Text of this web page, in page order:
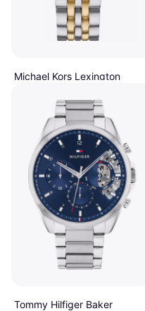
Michael Kors Lexington
Donna, Argento, 26mm, Analogico,
O 3 pagamenti di 60,00 €
5 negozi
Tommy Hilfiger Baker